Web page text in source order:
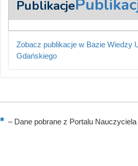
Publikacje
Zobacz publikacje w Bazie Wiedzy
Gdańskiego
–Dane pobrane z Portalu Nauczyciela